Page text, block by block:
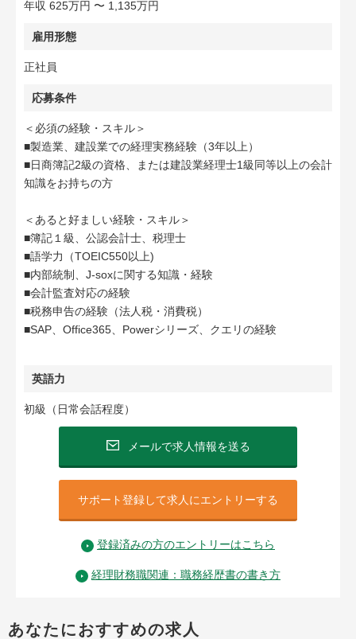
年収 625万円 〜 1,135万円
雇用形態
正社員
応募条件
＜必須の経験・スキル＞
■製造業、建設業での経理実務経験（3年以上）
■日商簿記2級の資格、または建設業経理士1級同等以上の会計
知識をお持ちの方
＜あると好ましい経験・スキル＞
■簿記１級、公認会計士、税理士
■語学力（TOEIC550以上)
■内部統制、J-soxに関する知識・経験
■会計監査対応の経験
■税務申告の経験（法人税・消費税）
■SAP、Office365、Powerシリーズ、クエリの経験
英語力
初級（日常会話程度）
メールで求人情報を送る
サポート登録して求人にエントリーする
登録済みの方のエントリーはこちら
経理財務職関連：職務経歴書の書き方
あなたにおすすめの求人